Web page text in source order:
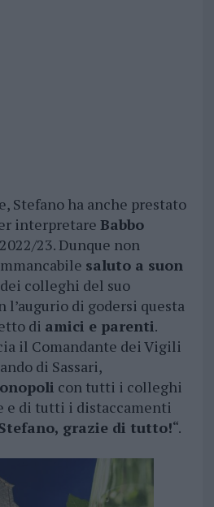
Stefano ha anche prestato
interpretare Babbo
23. Dunque non
saluto a suon
colleghi del suo
l’augurio di godersi questa
di amici e parenti.
il Comandante dei Vigili
di Sassari,
con tutti i colleghi
e di tutti i distaccamenti
grazie di tutto!“.